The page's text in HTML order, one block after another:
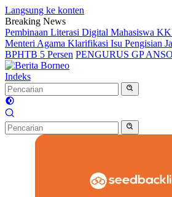
Langsung ke konten
Breaking News
Pembinaan Literasi Digital Mahasiswa
Menteri Agama Klarifikasi Isu Pengisian
BPHTB 5 Persen PENGURUS GP
Indeks